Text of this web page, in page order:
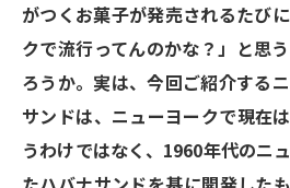
がつくお菓子が発売されるたび
クで流行ってんのかな？」と思
ろうか。実は、今回ご紹介する
サンドは、ニューヨークで現在
うわけではなく、1960年代のニ